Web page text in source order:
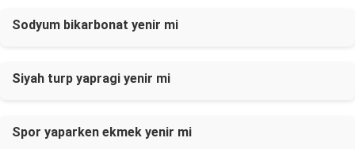
Sodyum bikarbonat yenir mi
Siyah turp yapragi yenir mi
Spor yaparken ekmek yenir mi